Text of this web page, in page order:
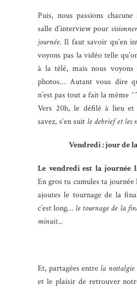
Puis, nous passions
salle d’interview pour
journée. Il faut savoir qu’en
voyons pas la vidéo telle
à la télé, mais nous voyons
photos… Autant vous dire
n’est pas tout a fait la même ^^
Vers 20h, le défilé à lieu et
savez, s’en suit le debrief et les
Vendredi : jour de
Le vendredi est la journée
En gros tu cumules ta
ajoutes le tournage de la
c’est long… le tournage de la
minuit…
Et, partagées entre la
et le plaisir de retrouver